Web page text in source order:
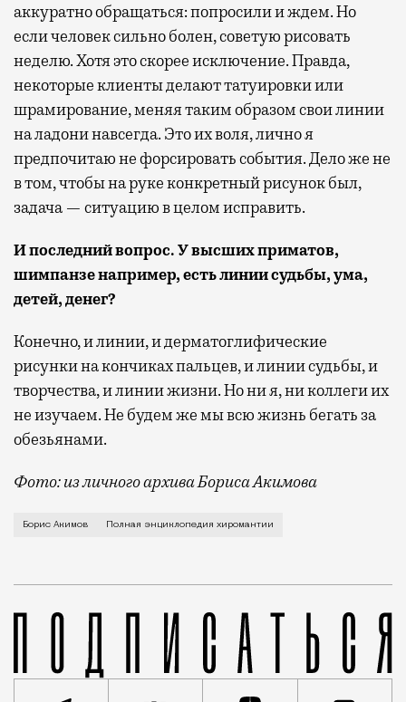
аккуратно обращаться: попросили и ждем. Но
если человек сильно болен, советую рисовать
неделю. Хотя это скорее исключение. Правда,
некоторые клиенты делают татуировки или
шрамирование, меняя таким образом свои линии
на ладони навсегда. Это их воля, лично я
предпочитаю не форсировать события. Дело же не
в том, чтобы на руке конкретный рисунок был,
задача — ситуацию в целом исправить.
И последний вопрос. У высшихприматов,
шимпанзе например, есть линии судьбы, ума,
детей, денег?
Конечно, и линии, и дерматоглифические
рисунки на кончиках пальцев, и линии судьбы, и
творчества, и линии жизни. Но ни я, ни коллеги их
не изучаем. Не будем же мы всю жизнь бегать за
обезьянами.
Фото: из личного архива Бориса Акимова
Психотерапевт, автор первой
Борис Акимов Полная энциклопедия хиромантии